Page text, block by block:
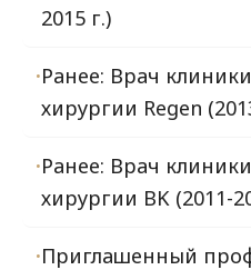
2015 г.)
Ранее: Врач
хирургии Regen
Ранее: Врач
хирургии BK (2011-
Приглашенный